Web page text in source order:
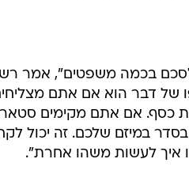
בכמה משפטים", אמר
של דבר הוא אם אתם
כסף. אם אתם מקימים
במיזם שלכם. זה יכול
איך לעשות משהו אחרת".